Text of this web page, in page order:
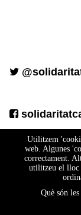
Utilitzem
web. Algunes
correctament.
utilitzeu el lloc
Què són